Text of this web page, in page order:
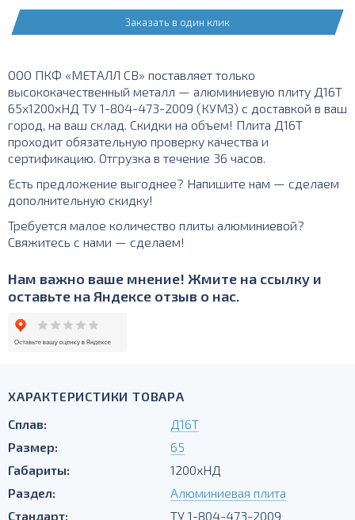
Заказать в один клик
ООО ПКФ «МЕТАЛЛ СВ» поставляет только
высококачественный металл — алюминиевую плиту Д16Т
65х1200хНД ТУ 1-804-473-2009 (КУМЗ) с доставкой в ваш
город, на ваш склад. Скидки на объем! Плита Д16Т
проходит обязательную проверку качества и
сертификацию. Отгрузка в течение 36 часов.
Есть предложение выгоднее? Напишите нам — сделаем
дополнительную скидку!
Требуется малое количество плиты алюминиевой?
Свяжитесь с нами — сделаем!
Нам важно ваше мнение! Жмите на ссылку и
оставьте на Яндексе отзыв о нас.
ХАРАКТЕРИСТИКИ ТОВАРА
Сплав:
Д16Т
Размер:
65
Габариты:
1200хНД
Раздел:
Алюминиевая плита
Стандарт:
ТУ 1-804-473-2009